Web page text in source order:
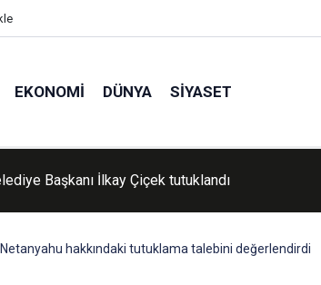
EKONOMI DÜNYA SIYASET
kursu öğrencileri piknikte buluştu
hakkındaki tutuklama talebini değerlendirdi